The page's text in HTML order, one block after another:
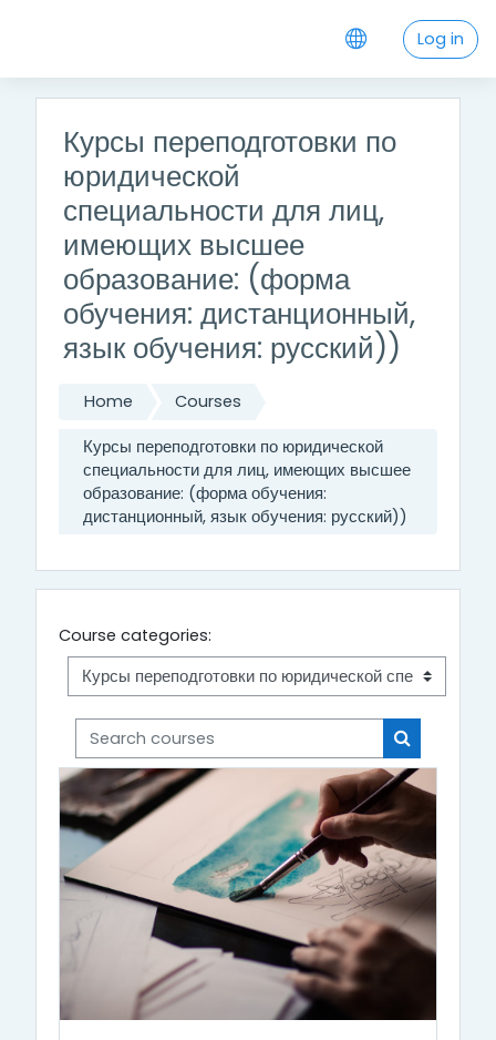
Log in
Курсы переподготовки по
юридической
специальности для лиц,
имеющих высшее
образование: (форма
обучения: дистанционный,
язык обучения: русский))
Home Courses
Курсы переподготовки по юридической
специальности для лиц, имеющих высшее
образование: (форма обучения:
дистанционный, язык обучения: русский))
Course categories:
Search courses
Search